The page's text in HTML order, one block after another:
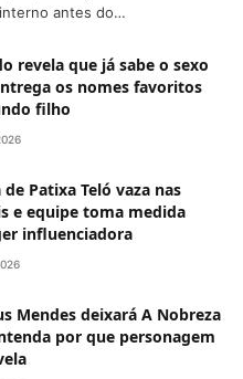
antes do…
revela que já sabe o sexo
os nomes favoritos
filho
Patixa Teló vaza nas
e equipe toma medida
influenciadora
Mendes deixará A Nobreza
por que personagem